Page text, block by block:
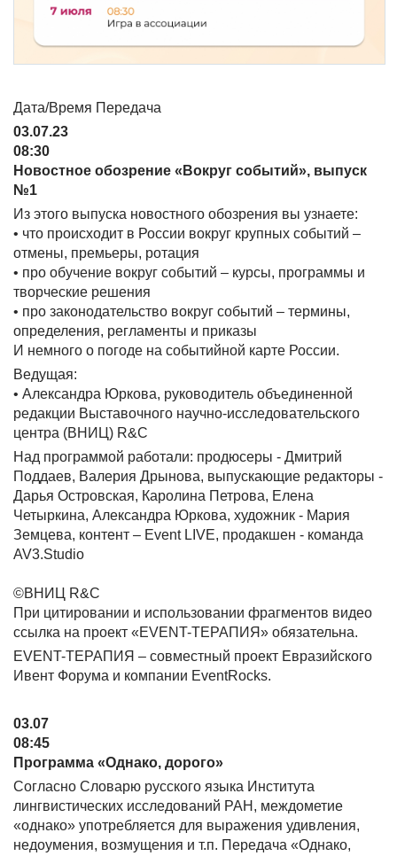
Дата/Время Передача
03.07.23
08:30
Новостное обозрение «Вокруг событий», выпуск
№1
Из этого выпуска новостного обозрения вы узнаете:
• что происходит в России вокруг крупных событий –
отмены, премьеры, ротация
• про обучение вокруг событий – курсы, программы и
творческие решения
• про законодательство вокруг событий – термины,
определения, регламенты и приказы
И немного о погоде на событийной карте России.
Ведущая:
• Александра Юркова, руководитель объединенной
редакции Выставочного научно-исследовательского
центра (ВНИЦ) R&C
Над программой работали: продюсеры - Дмитрий
Поддаев, Валерия Дрынова, выпускающие редакторы -
Дарья Островская, Каролина Петрова, Елена
Четыркина, Александра Юркова, художник - Мария
Земцева, контент – Event LIVE, продакшен - команда
AV3.Studio
©ВНИЦ R&C
При цитировании и использовании фрагментов видео
ссылка на проект «EVENT-ТЕРАПИЯ» обязательна.
EVENT-ТЕРАПИЯ – совместный проект Евразийского
Ивент Форума и компании EventRocks.
03.07
08:45
Программа «Однако, дорого»
Согласно Словарю русского языка Института
лингвистических исследований РАН, междометие
«однако» употребляется для выражения удивления,
недоумения, возмущения и т.п. Передача «Однако,